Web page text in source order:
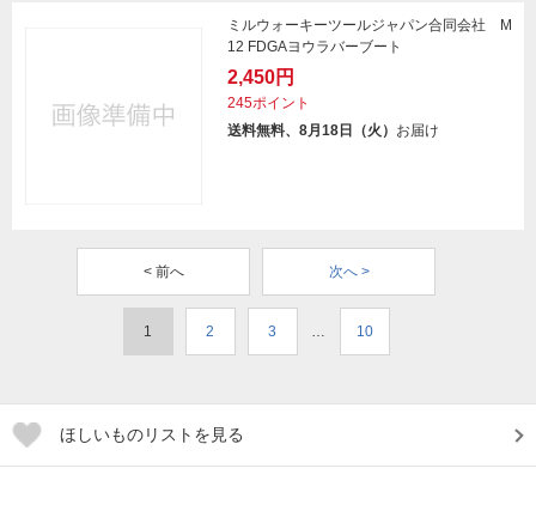
ミルウォーキーツールジャパン合同会社 M
12 FDGAヨウラバーブート
2,450円
245ポイント
送料無料、8月18日（火） お届け
< 前へ 次へ >
1 2 3 … 10
ほしいものリストを見る